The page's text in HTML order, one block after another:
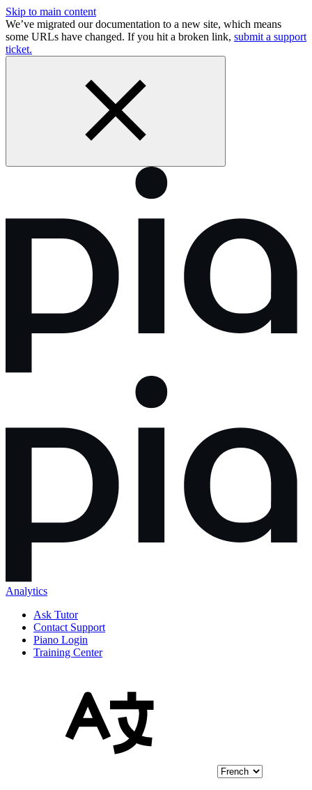
Skip to main content
We’ve migrated our documentation to a new site, which means
some URLs have changed. If you hit a broken link, submit a support
ticket.
Analytics
Ask Tutor
Contact Support
Piano Login
Training Center